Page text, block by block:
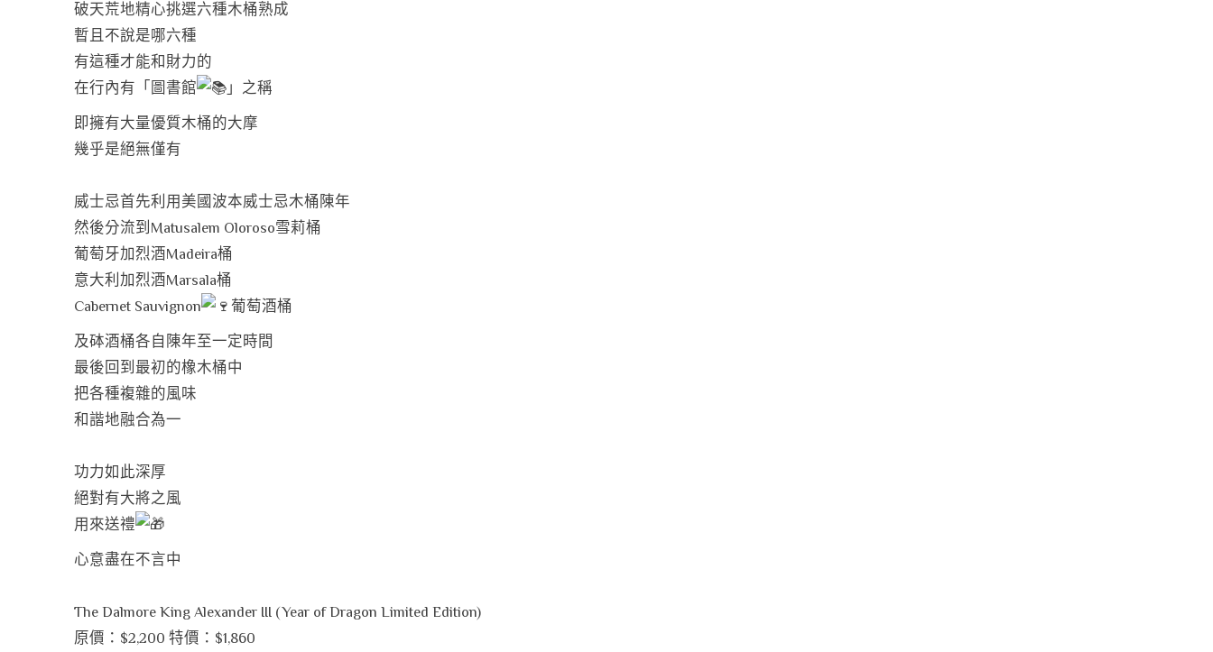
破天荒地精心挑選六種木桶熟成
暫且不說是哪六種
有這種才能和財力的
在行內有「圖書館
」之稱
即擁有大量優質木桶的大摩
幾乎是絕無僅有
威士忌首先利用美國波本威士忌木桶陳年
然後分流到Matusalem Oloroso雪莉桶
葡萄牙加烈酒Madeira桶
意大利加烈酒Marsala桶
Cabernet Sauvignon
葡萄酒桶
及砵酒桶各自陳年至一定時間
最後回到最初的橡木桶中
把各種複雜的風味
和諧地融合為一
功力如此深厚
絕對有大將之風
用來送禮
心意盡在不言中
The Dalmore King Alexander III (Year of Dragon Limited Edition)
原價：$2,200 特價：$1,860